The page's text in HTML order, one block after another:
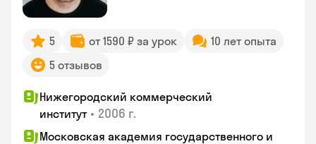
5 от 1590 ₽ за урок
10 лет опыта
5 отзывов
Нижегородский коммерческий
институт • 2006 г.
Московская академия государственного и